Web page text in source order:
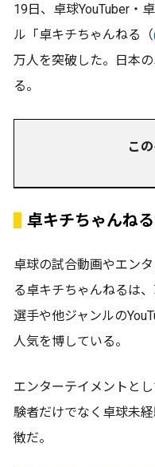
19日、卓球YouTuber・
ル「卓キチちゃんねる（
万人を突破した。日本
る。
こ
卓キチちゃんね
卓球の試合動画やエン
る卓キチちゃんねるは
選手や他ジャンルの
人気を博している。
エンターテイメントと
験者だけでなく卓球未
徴だ。